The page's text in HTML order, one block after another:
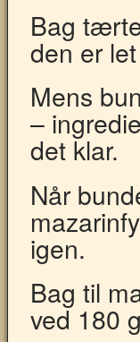
Bag
den er
Mens
–
det klar.
Når
igen.
Bag til
ved 180